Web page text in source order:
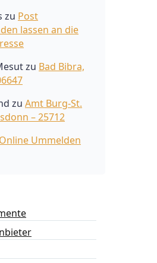
zu Post
lassen an die
zu Bad Bibra,
zu Amt Burg-St.
– 25712
Online Ummelden